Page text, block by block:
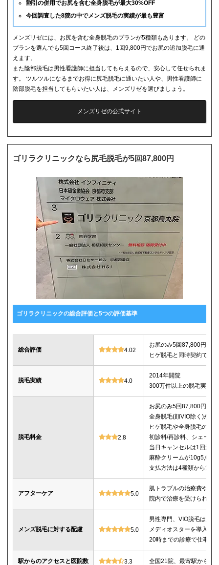
割引の併用でお尻を含む全身脱毛が最大30%OFF
今回調査した8院の中でメンズ脱毛の実績が最も豊富
メンズリゼには、お尻を含む全身脱毛のプランが5種類もあります。 どの
プランを選んでも5回コース終了後は、1回9,800円でお尻の追加脱毛に通
えます。
また陰部脱毛は男性看護師に担当してもらえるので、安心して任せられま
す。 ツルツルになるまでお得に尻毛脱毛に通いたい人や、男性看護師に
陰部脱毛を担当してもらいたい人は、メンズリゼを選びましょう。
メンズリゼの公式サイト
ゴリラクリニックなら尻毛脱毛が5回87,800円
ゴリラクリニックの総合評価と5つの評価基準
総合評価 4.02
お尻のみ5回87,800円、
ヒゲ脱毛と同時契約で
脱毛実績 4.0
2014年開院
300万件以上の脱毛実績
脱毛料金 2.8
お尻のみ5回87,800円、
全身脱毛(顔VIO除く)が5
ヒゲ脱毛や全身脱毛のコ
初診料/再診料、シェービ
当日キャンセルは1回消化
麻酔クリームが10g5,000
支払方法は4種類から選べ
アフターケア 5.0
肌トラブルの治療費や薬
院内で治療を受けられる
メンズ脱毛に対する配慮 5.0
男性専門、VIO脱毛は必
メディオスターを導入、
20時までの診療で仕事帰
駅からのアクセスと医院数 3.3 全国21院、最寄駅から徒